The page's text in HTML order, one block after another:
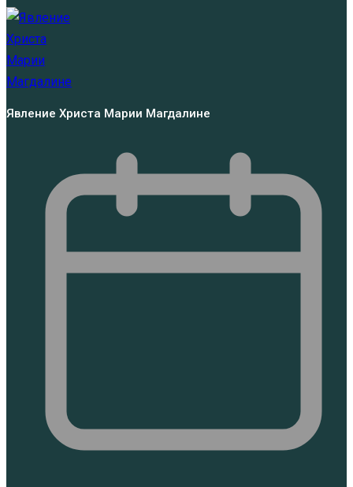
Явление Христа Марии Магдалине